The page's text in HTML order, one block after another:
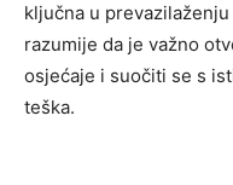
ključna u
razumije da je važno
osjećaje i suočiti se s
teška.